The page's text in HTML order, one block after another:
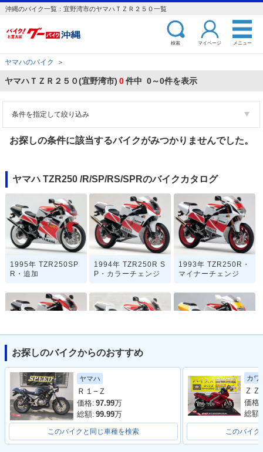
沖縄のバイク一覧：宜野湾市のヤマハＴＺＲ２５０一覧
検索 マイページ メニュー
ヤマハのバイク ＞
ヤマハＴＺＲ２５０(宜野湾市) 0件中 0～0件を表示
条件を指定して絞り込み
お探しの条件に該当するバイクがみつかりませんでした。
ヤマハ TZR250 /R/SP/RS/SPRのバイクカタログ
1995年 TZR250SP
R・追加
1994年 TZR250R S
P・カラーチェンジ
1993年 TZR250R・
マイナーチェンジ
S・マイナーチェン
P・マイナーチェン
ジ
お探しのバイクからのおすすめ
ヤマハ
Ｒ１−Ｚ
価格: 97.99万
総額: 99.99万
このバイクと同じ車種を検索
カワ
価格:
総額:
このバイク